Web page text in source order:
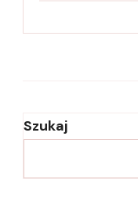
Szukaj